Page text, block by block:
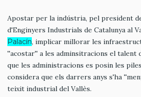
Apostar per la indústria, pel president
d'Enginyers Industrials de Catalunya al
Palacín, implicar millorar les
''acostar'' a les adminsitracions el talent
que les administracions es posin les
considera que els darrers anys s'ha
teixit industrial del Vallès.